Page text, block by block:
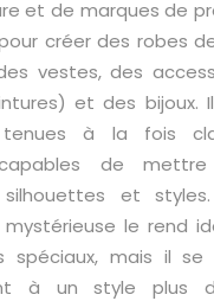
et de marques de
créer des robes
vestes, des
et des bijoux.
à la fois
capables de
et
le rend
spéciaux, mais il se
à un style plus